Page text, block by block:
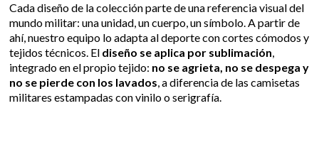
Cada diseño de la colección parte de una referencia visual del
mundo militar: una unidad, un cuerpo, un símbolo. A partir de
ahí, nuestro equipo lo adapta al deporte con cortes cómodos y
tejidos técnicos. El diseño se aplica por sublimación
integrado en el propio tejido: no se agrieta, no se despega y
no se pierde con los lavados , a diferencia de las camisetas
militares estampadas con vinilo o serigrafía.